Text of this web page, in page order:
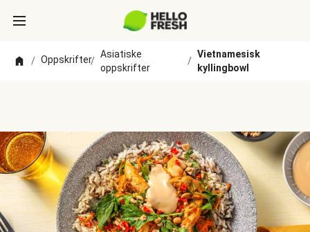
/ Oppskrifter/
Asiatiske
oppskrifter
/
Vietnamesisk
kyllingbowl